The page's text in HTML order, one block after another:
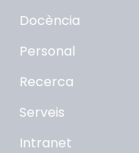
Docència
Personal
Recerca
Serveis
Intranet